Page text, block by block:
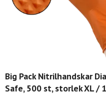
Big Pack Nitrilhandskar
Safe, 500 st, storlek XL /